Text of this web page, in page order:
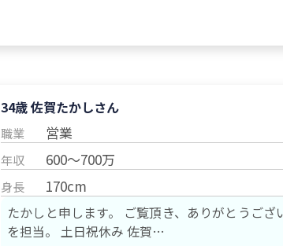
34歳 佐賀たかしさん
職業 営業
年収 600～700万
身長 170cm
たかしと申します。 ご覧頂き、ありがとうございます。 仕事は営業で、福岡・佐賀
を担当。 土日祝休み 佐賀…